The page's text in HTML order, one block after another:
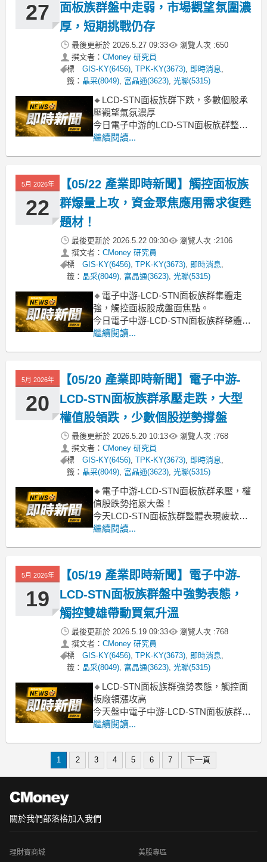
產業經
27
面板族群盤中走弱，市場觀望氛圍濃
厚，短期挑戰仍存
最後更新於 2026.5.27 09:33 瀏覽人次 :650
撰文者： CMoney 研究員
標
籤：
GIS-KY(6456),TPK-KY(3673), 即時消息,
晶采(8049), 富晶通(3623),光聯(5315)
🔸LCD-STN面板族群下跌，多數個股承
壓觀望氣氛濃厚
今日電子中游的LCD-STN面板族群整體
呈現疲軟態勢，類股指數下挫2.24%。儘
上卻有多檔指標股跌幅顯著，例如安可
(-4.41%)、正達(-3.38
繼續閱讀...
5月 2026年
22
【05/22 產業即時新聞】觸控面板族
群爆量上攻，資金聚焦應用需求復甦
題材！
最後更新於 2026.5.22 09:30 瀏覽人次 :2106
撰文者： CMoney 研究員
標
籤：
GIS-KY(6456),TPK-KY(3673), 即時消息,
晶采(8049), 富晶通(3623),光聯(5315)
🔸電子中游-LCD-STN面板族群集體走
強，觸控面板股成盤面焦點。
今日電子中游-LCD-STN面板族群整體漲
幅達6.69%，表現相當強勢。盤中觀察，
標股紛紛強勢漲停或逼近漲停，成為類
股向上拉抬的關鍵動能。市場買盤推
繼續閱讀...
5月 2026年
20
【05/20 產業即時新聞】電子中游-
LCD-STN面板族群承壓走跌，大型
權值股領跌，少數個股逆勢撐盤
最後更新於 2026.5.20 10:13 瀏覽人次 :768
撰文者： CMoney 研究員
標
籤：
GIS-KY(6456),TPK-KY(3673), 即時消息,
晶采(8049), 富晶通(3623),光聯(5315)
🔸電子中游-LCD-STN面板族群承壓，權
值股跌勢拖累大盤！
今天LCD-STN面板族群整體表現疲軟，
類股跌幅達2.40%，明顯受到市場賣壓影
幅擴大，分別下跌4.64%及2.79%，直接
拖累了整個族群的走勢。
繼續閱讀...
5月 2026年
19
【05/19 產業即時新聞】電子中游-
LCD-STN面板族群盤中強勢表態，
觸控雙雄帶動買氣升溫
最後更新於 2026.5.19 09:33 瀏覽人次 :768
撰文者： CMoney 研究員
標
籤：
GIS-KY(6456),TPK-KY(3673), 即時消息,
晶采(8049), 富晶通(3623),光聯(5315)
🔸LCD-STN面板族群強勢表態，觸控面
板廠領漲攻高
今天盤中電子中游-LCD-STN面板族群表
現相當亮眼，類股整體上漲4.76%，顯示
頭羊，GIS-KY(6456)也有近5%的漲幅，
繼續閱讀...
1 2 3 4 5 6 7 下一頁
關於我們部落格加入我們
理財寶商城 美股專區